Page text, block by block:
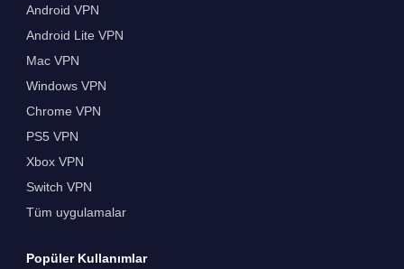
Android VPN
Android Lite VPN
Mac VPN
Windows VPN
Chrome VPN
PS5 VPN
Xbox VPN
Switch VPN
Tüm uygulamalar
Popüler Kullanımlar